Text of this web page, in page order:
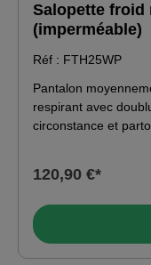
Salopette froid
(imperméable)
Réf : FTH25WP
Pantalon
respirant avec
circonstance et
déchirure · bretelles
plastron haut sur le
plastron arrière
ajustement · bande
120,90 €*